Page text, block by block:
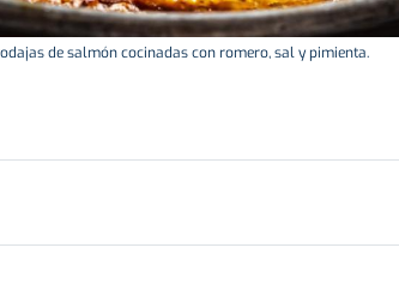
de salmón cocinadas con romero, sal y pimienta.